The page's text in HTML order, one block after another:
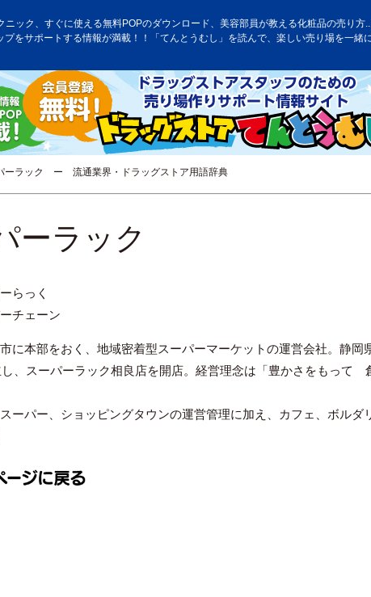
ニック、すぐに使える無料POPのダウンロード、美容部員が教える化粧品の売り方...
プをサポートする情報が満載！！「てんとうむし」を読んで、楽しい売り場を一緒
ラック ー 流通業界・ドラッグストア用語辞典
ーラック
らっく
チェーン
に本部をおく、地域密着型スーパーマーケットの運営会社。静岡
し、スーパーラック相良店を開店。経営理念は「豊かさをもっ
ーパー、ショッピングタウンの運営管理に加え、カフェ、ボルダ